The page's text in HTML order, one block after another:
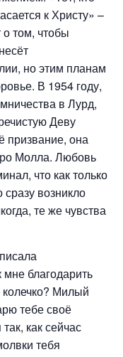
к Христу» –
о том, чтобы
но этим планам
В 1954 году,
в Лурд,
Деву
призвание, она
Молла. Любовь
что как только
возникло
те же чувства
благодарить
колечко? Милый
тебе своё
как сейчас
тебя